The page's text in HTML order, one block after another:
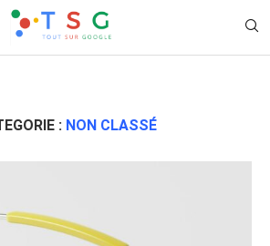
: NON CLASSÉ